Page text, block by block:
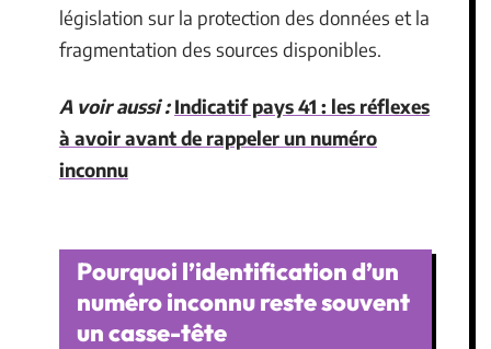
législation sur la protection des données et la
fragmentation des sources disponibles.
A voir aussi : Indicatif pays 41 : les réflexes
à avoir avant de rappeler un numéro
inconnu
Pourquoi l’identification d’un
numéro inconnu reste souvent
un casse-tête